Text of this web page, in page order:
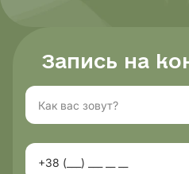
Запись на